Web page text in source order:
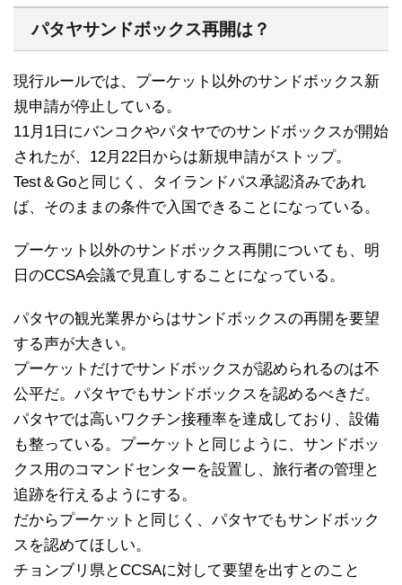
パタヤサンドボックス再開は？
現行ルールでは、プーケット以外のサンドボックス新
規申請が停止している。
11月1日にバンコクやパタヤでのサンドボックスが開始
されたが、12月22日からは新規申請がストップ。
Test＆Goと同じく、タイランドパス承認済みであれ
ば、そのままの条件で入国できることになっている。
プーケット以外のサンドボックス再開についても、明
日のCCSA会議で見直しすることになっている。
パタヤの観光業界からはサンドボックスの再開を要望
する声が大きい。
プーケットだけでサンドボックスが認められるのは不
公平だ。パタヤでもサンドボックスを認めるべきだ。
パタヤでは高いワクチン接種率を達成しており、設備
も整っている。プーケットと同じように、サンドボッ
クス用のコマンドセンターを設置し、旅行者の管理と
追跡を行えるようにする。
だからプーケットと同じく、パタヤでもサンドボック
スを認めてほしい。
チョンブリ県とCCSAに対して要望を出すとのこと